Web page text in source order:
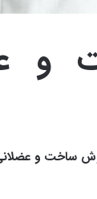
ساخت و